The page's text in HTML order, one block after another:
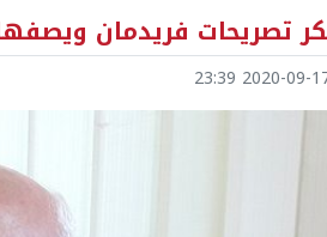
تصريحات فريدمان
2020-09-17